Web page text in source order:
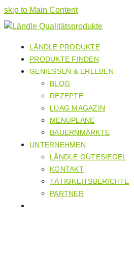
skip to Main Content
LÄNDLE PRODUKTE
PRODUKTE FINDEN
GENIESSEN & ERLEBEN
BLOG
REZEPTE
LUAG MAGAZIN
MENÜPLÄNE
BAUERNMÄRKTE
UNTERNEHMEN
LÄNDLE GÜTESIEGEL
KONTAKT
TÄTIGKEITSBERICHTE
PARTNER